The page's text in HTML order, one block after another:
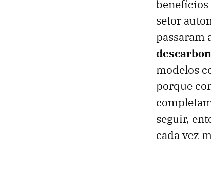
benefícios
setor
passaram
modelos
porque
seguir,
cada vez